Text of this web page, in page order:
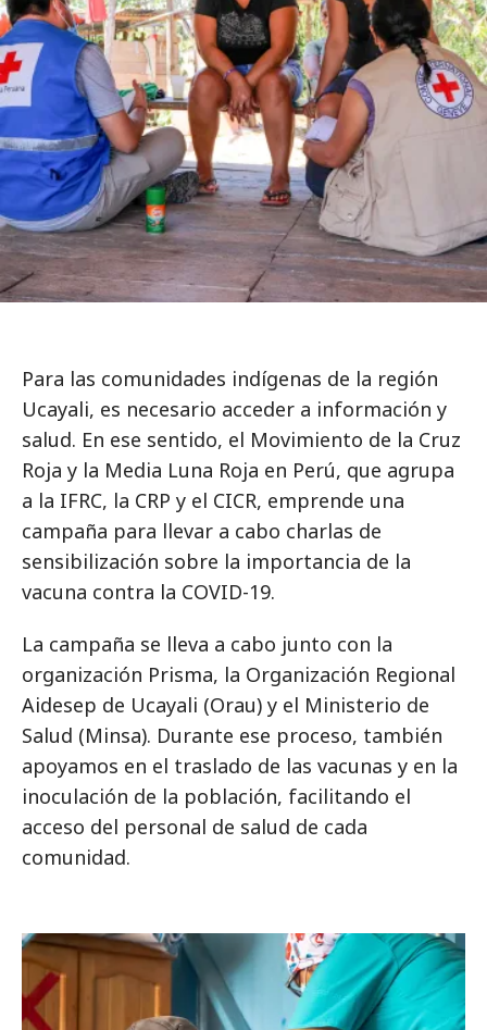
Para las comunidades indígenas de la región
Ucayali, es necesario acceder a información y
salud. En ese sentido, el Movimiento de la Cruz
Roja y la Media Luna Roja en Perú, que agrupa
a la IFRC, la CRP y el CICR, emprende una
campaña para llevar a cabo charlas de
sensibilización sobre la importancia de la
vacuna contra la COVID-19.
La campaña se lleva a cabo junto con la
organización Prisma, la Organización Regional
Aidesep de Ucayali (Orau) y el Ministerio de
Salud (Minsa). Durante ese proceso, también
apoyamos en el traslado de las vacunas y en la
inoculación de la población, facilitando el
acceso del personal de salud de cada
comunidad.